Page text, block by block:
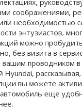
соображениями,
необходимостью
энтузиастов,
можно
без визита в
вашим проводником
Hyundai,
вы можете
еще